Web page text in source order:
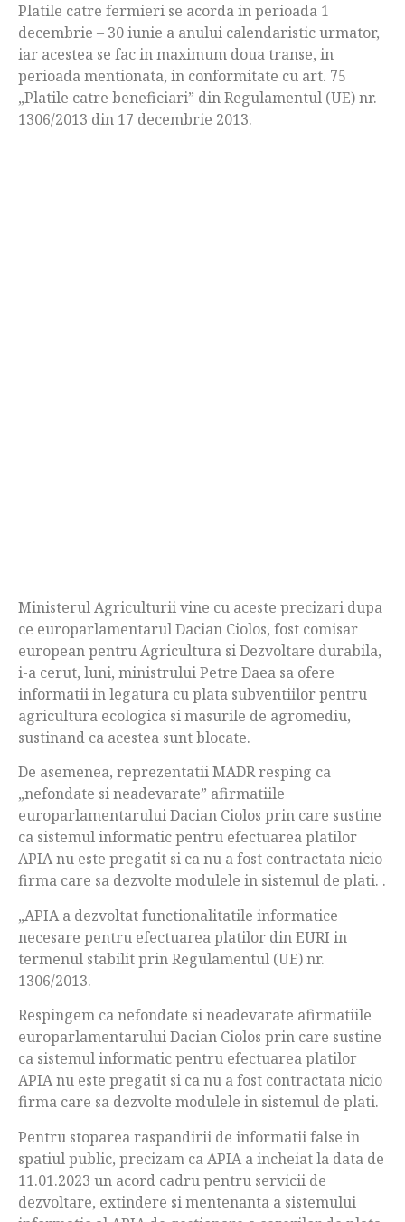
Platile catre fermieri se acorda in perioada 1
decembrie – 30 iunie a anului calendaristic urmator,
iar acestea se fac in maximum doua transe, in
perioada mentionata, in conformitate cu art. 75
„Platile catre beneficiari” din Regulamentul (UE) nr.
1306/2013 din 17 decembrie 2013.
Ministerul Agriculturii vine cu aceste precizari dupa
ce europarlamentarul Dacian Ciolos, fost comisar
european pentru Agricultura si Dezvoltare durabila,
i-a cerut, luni, ministrului Petre Daea sa ofere
informatii in legatura cu plata subventiilor pentru
agricultura ecologica si masurile de agromediu,
sustinand ca acestea sunt blocate.
De asemenea, reprezentatii MADR resping ca
„nefondate si neadevarate” afirmatiile
europarlamentarului Dacian Ciolos prin care sustine
ca sistemul informatic pentru efectuarea platilor
APIA nu este pregatit si ca nu a fost contractata nicio
firma care sa dezvolte modulele in sistemul de plati. .
„APIA a dezvoltat functionalitatile informatice
necesare pentru efectuarea platilor din EURI in
termenul stabilit prin Regulamentul (UE) nr.
1306/2013.
Respingem ca nefondate si neadevarate afirmatiile
europarlamentarului Dacian Ciolos prin care sustine
ca sistemul informatic pentru efectuarea platilor
APIA nu este pregatit si ca nu a fost contractata nicio
firma care sa dezvolte modulele in sistemul de plati.
Pentru stoparea raspandirii de informatii false in
spatiul public, precizam ca APIA a incheiat la data de
11.01.2023 un acord cadru pentru servicii de
dezvoltare, extindere si mentenanta a sistemului